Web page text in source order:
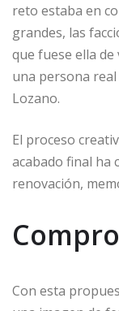
reto estaba en
grandes, las
que fuese ella
una persona
Lozano.
El proceso
acabado final ha
renovación,
Con esta